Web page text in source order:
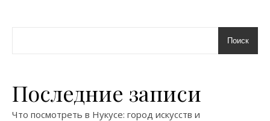
Поиск
Последние записи
Что посмотреть в Нукусе: город искусств и